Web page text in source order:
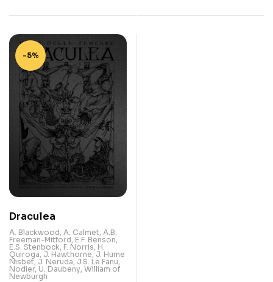
-5%
Draculea
A. Blackwood, A. Calmet, A.B.
Freeman-Mitford, E.F. Benson,
E.S. Stenbock, F. Norris, H.
Quiroga, J. Hawthorne, J. Hume
Nisbet, J. Neruda, J.S. Le Fanu,
Nodier, U. Daubeny, William of
Newburgh